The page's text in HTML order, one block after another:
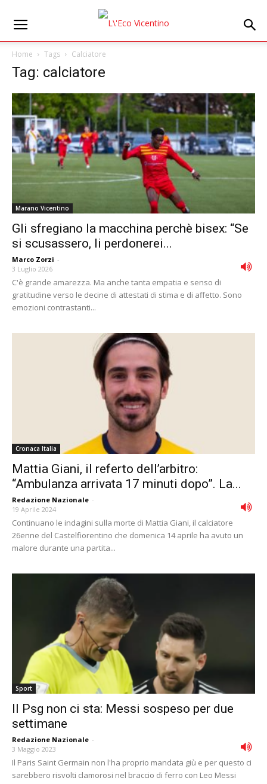
Home Tags Calciatore
Tag: calciatore
Marano Vicentino
Gli sfregiano la macchina perchè bisex: “Se
si scusassero, li perdonerei...
Marco Zorzi -
3 Luglio 2026
C'è grande amarezza. Ma anche tanta empatia e senso di
gratitudine verso le decine di attestati di stima e di affetto. Sono
emozioni contrastanti...
Cronaca Italia
Mattia Giani, il referto dell’arbitro:
“Ambulanza arrivata 17 minuti dopo”. La...
Redazione Nazionale -
19 Aprile 2024
Continuano le indagini sulla morte di Mattia Giani, il calciatore
26enne del Castelfiorentino che domenica 14 aprile ha avuto un
malore durante una partita...
Sport
Il Psg non ci sta: Messi sospeso per due
settimane
Redazione Nazionale -
3 Maggio 2023
Il Paris Saint Germain non l'ha proprio mandata giù e per questo ci
sarebbero risvolti clamorosi nel braccio di ferro con Leo Messi